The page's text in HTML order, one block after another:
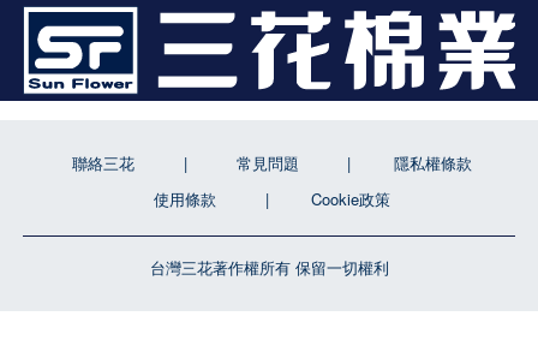
台灣三花著作權所有 保留一切權利
聯絡三花 常見問題
隱私權條款
使用條款
Cookie政策